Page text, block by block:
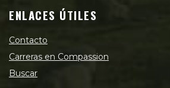
ENLACES ÚTILES
Contacto
Carreras en Compassion
Buscar